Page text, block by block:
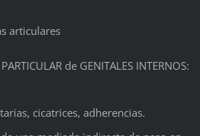
articulares
de GENITALES INTERNOS:
cicatrices, adherencias.